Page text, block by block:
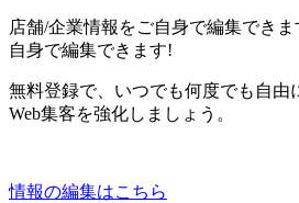
店舗/企業情報をご自身で編集できま
自身で編集できます!
無料登録で、いつでも何度でも自由
Web集客を強化しましょう。
情報の編集はこちら